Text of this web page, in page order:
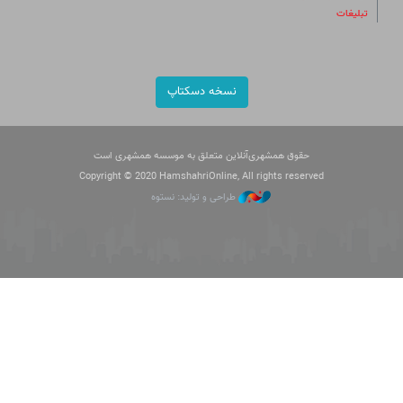
تبلیغات
نسخه دسکتاپ
حقوق همشهری‌آنلاین متعلق به موسسه همشهری است
Copyright © 2020 HamshahriOnline, All rights reserved
طراحی و تولید: نستوه